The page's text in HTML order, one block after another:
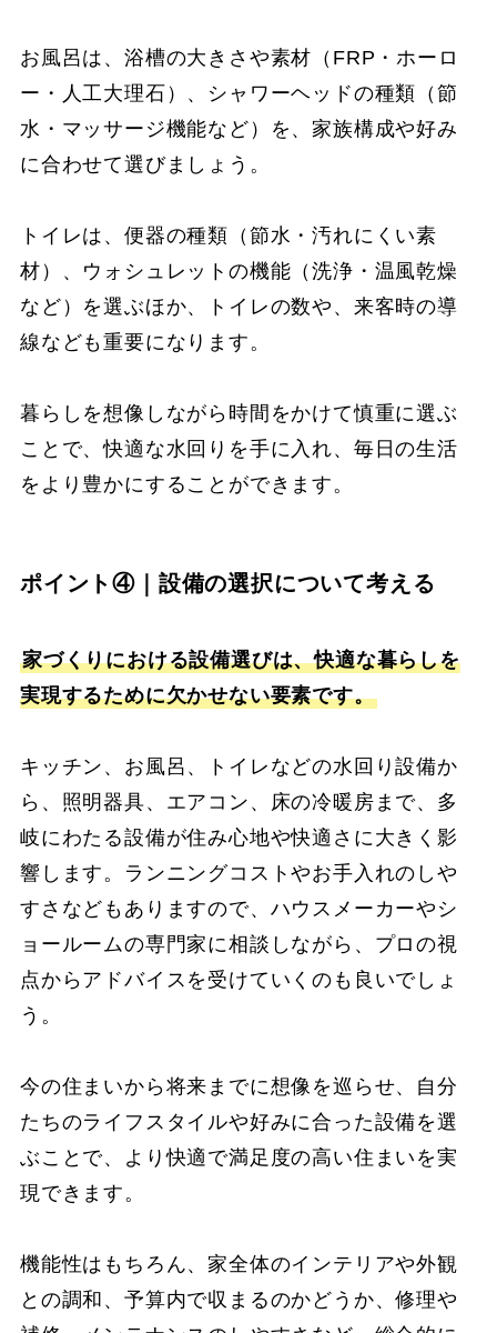
お風呂は、浴槽の大きさや素材（FRP・ホーロ
ー・人工大理石）、シャワーヘッドの種類（節
水・マッサージ機能など）を、家族構成や好み
に合わせて選びましょう。
トイレは、便器の種類（節水・汚れにくい素
材）、ウォシュレットの機能（洗浄・温風乾燥
など）を選ぶほか、トイレの数や、来客時の導
線なども重要になります。
暮らしを想像しながら時間をかけて慎重に選ぶ
ことで、快適な水回りを手に入れ、毎日の生活
をより豊かにすることができます。
ポイント④｜設備の選択について考える
家づくりにおける設備選びは、快適な暮らしを
実現するために欠かせない要素です。
キッチン、お風呂、トイレなどの水回り設備か
ら、照明器具、エアコン、床の冷暖房まで、多
岐にわたる設備が住み心地や快適さに大きく影
響します。ランニングコストやお手入れのしや
すさなどもありますので、ハウスメーカーやシ
ョールームの専門家に相談しながら、プロの視
点からアドバイスを受けていくのも良いでしょ
う。
今の住まいから将来までに想像を巡らせ、自分
たちのライフスタイルや好みに合った設備を選
ぶことで、より快適で満足度の高い住まいを実
現できます。
機能性はもちろん、家全体のインテリアや外観
との調和、予算内で収まるのかどうか、修理や